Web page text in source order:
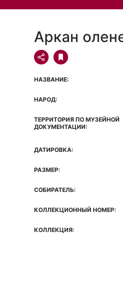
Аркан
НАЗВАНИЕ:
НАРОД:
ТЕРРИТОРИЯ ПО МУЗЕЙНОЙ
ДОКУМЕНТАЦИИ:
ДАТИРОВКА:
РАЗМЕР:
СОБИРАТЕЛЬ:
КОЛЛЕКЦИОННЫЙ НОМЕР:
КОЛЛЕКЦИЯ: